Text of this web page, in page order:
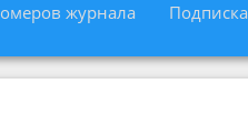
журнала Подписка